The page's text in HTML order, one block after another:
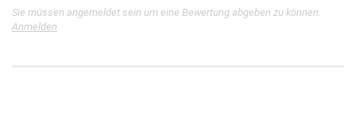
Sie müssen angemeldet sein um eine Bewertung abgeben zu können.
Anmelden